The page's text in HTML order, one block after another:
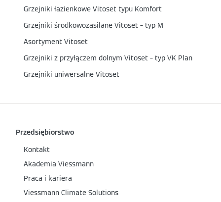
Grzejniki łazienkowe Vitoset typu Komfort
Grzejniki środkowozasilane Vitoset – typ M
Asortyment Vitoset
Grzejniki z przyłączem dolnym Vitoset – typ VK Plan
Grzejniki uniwersalne Vitoset
Przedsiębiorstwo
Kontakt
Akademia Viessmann
Praca i kariera
Viessmann Climate Solutions